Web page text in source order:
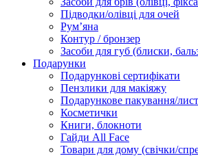
Підводки/олівці для очей
Румʼяна
Контур / бронзер
Засоби для губ (блиски,
Подарунки
Подарункові сертифікати
Пензлики для макіяжу
Подарункове пакування/
Косметички
Книги, блокноти
Гайди All Face
Товари для дому (свічки/